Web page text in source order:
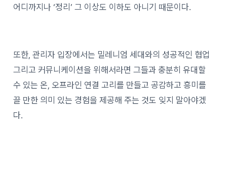
어디까지나 ‘정리’ 그 이상도 이하도 아니기 때문이다.
또한, 관리자 입장에서는 밀레니엄 세대와의 성공적인 협업
그리고 커뮤니케이션을 위해서라면 그들과 충분히 유대할
수 있는 온, 오프라인 연결 고리를 만들고 공감하고 흥미를
끌 만한 의미 있는 경험을 제공해 주는 것도 잊지 말아야겠
다.